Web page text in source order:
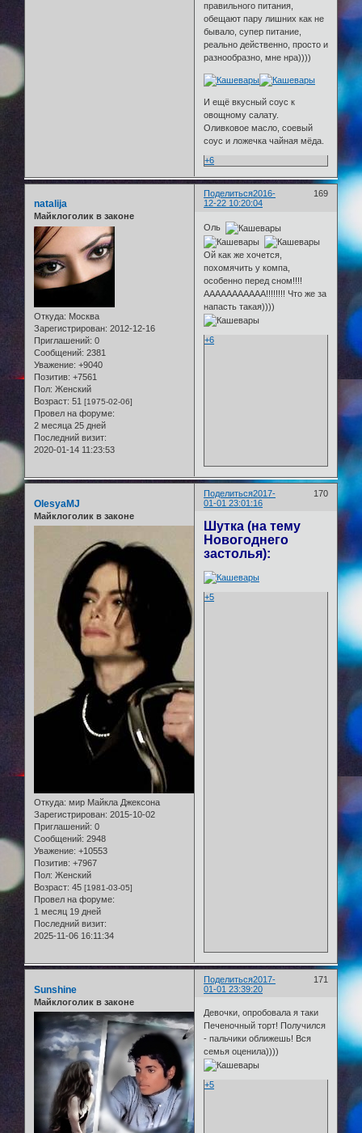
правильного питания,
обещают пару лишних как не
бывало, супер питание,
реально действенно, просто и
разнообразно, мне нра))))
И ещё вкусный соус к
овощному салату.
Оливковое масло, соевый
соус и ложечка чайная мёда.
+6
Поделиться 169
2016-
12-22 10:20:04
natalija
Майклоголик в законе
Откуда: Москва
Зарегистрирован: 2012-12-16
Приглашений: 0
Сообщений: 2381
Уважение: +9040
Позитив: +7561
Пол: Женский
Возраст: 51 [1975-02-06]
Провел на форуме:
2 месяца 25 дней
Последний визит:
2020-01-14 11:23:53
Оль
Ой как же хочется,
похомячить у компа,
особенно перед сном!!!!
ААААААААААА!!!!!!!! Что же за
напасть такая))))
+6
Поделиться 170
2017-
01-01 23:01:16
OlesyaMJ
Майклоголик в законе
Откуда: мир Майкла Джексона
Зарегистрирован: 2015-10-02
Приглашений: 0
Сообщений: 2948
Уважение: +10553
Позитив: +7967
Пол: Женский
Возраст: 45 [1981-03-05]
Провел на форуме:
1 месяц 19 дней
Последний визит:
2025-11-06 16:11:34
Шутка (на тему
Новогоднего
застолья):
+5
Поделиться 171
2017-
01-01 23:39:20
Sunshine
Майклоголик в законе
Девочки, опробовала я таки
Печеночный торт! Получился
- пальчики оближешь! Вся
семья оценила))))
+5